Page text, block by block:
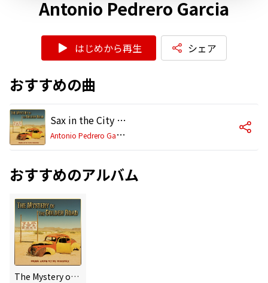
Antonio Pedrero Garcia
はじめから再生 シェア
おすすめの曲
Sax in the City (with Jool)
A
ntonio Pedrero Garcia
おすすめのアルバム
The Mystery of the Golden Road (Original Motion Picture Soundtrack)